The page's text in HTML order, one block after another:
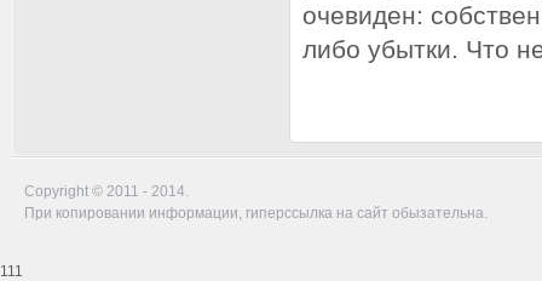
очевиден:
либо убытки. Что
Copyright © 2011 - 2014.
При копировании информации, гиперссылка на сайт обызательна.
111